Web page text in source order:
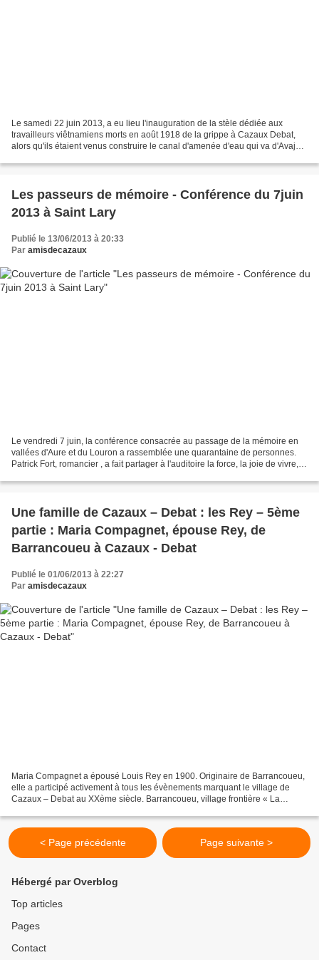
Le samedi 22 juin 2013, a eu lieu l'inauguration de la stèle dédiée aux
travailleurs viêtnamiens morts en août 1918 de la grippe à Cazaux Debat,
alors qu'ils étaient venus construire le canal d'amenée d'eau qui va d'Avajan,
Les passeurs de mémoire - Conférence du 7juin
2013 à Saint Lary
Publié le 13/06/2013 à 20:33
Par amisdecazaux
Le vendredi 7 juin, la conférence consacrée au passage de la mémoire en
vallées d'Aure et du Louron a rassemblée une quarantaine de personnes.
Patrick Fort, romancier , a fait partager à l'auditoire la force, la joie de vivre,
Une famille de Cazaux – Debat : les Rey – 5ème
partie : Maria Compagnet, épouse Rey, de
Barrancoueu à Cazaux - Debat
Publié le 01/06/2013 à 22:27
Par amisdecazaux
Maria Compagnet a épousé Louis Rey en 1900. Originaire de Barrancoueu,
elle a participé activement à tous les évènements marquant le village de
Cazaux – Debat au XXème siècle. Barrancoueu, village frontière « La
< Page précédente Page suivante >
Hébergé par Overblog
Top articles
Pages
Contact